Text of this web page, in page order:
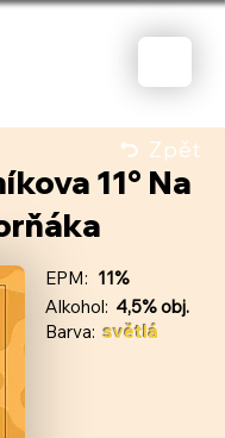
11° Na
Zpět
EPM: 11%
Alkohol: 4,5% obj.
Barva: světlá